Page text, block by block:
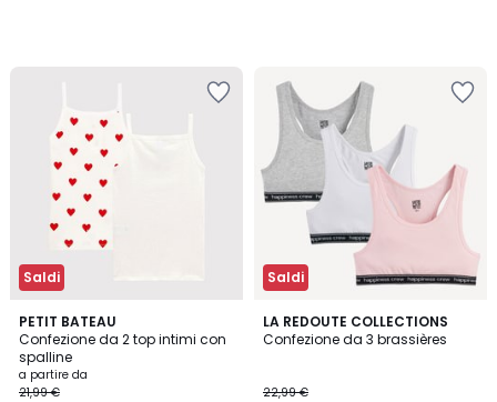
Saldi
PETIT BATEAU
Confezione da 2 top intimi con
spalline
a partire da
21,99 €
4,5
/ 5
Saldi
LA REDOUTE COLLECTIONS
Confezione da 3 brassières
22,99 €